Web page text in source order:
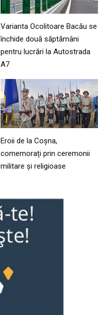
Varianta Ocolitoare Bacău se
închide două săptămâni
pentru lucrări la Autostrada
A7
Eroii de la Coșna,
comemorați prin ceremonii
militare și religioase